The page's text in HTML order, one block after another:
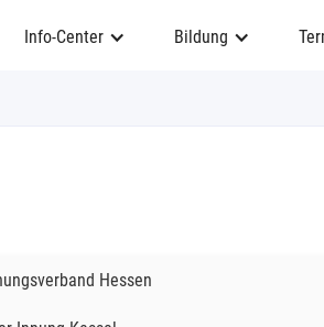
Info-Center Bildung
Hessen